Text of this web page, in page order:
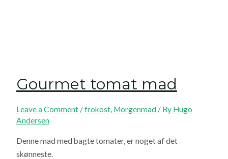
Gourmet tomat mad
Leave a Comment /frokost, Morgenmad/ By Hugo
Andersen
Denne mad med bagte tomater, er noget af det
skønneste.